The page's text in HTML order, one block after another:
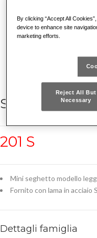
SEGHETTO
201 S
Mini seghetto modello
Fornito con lama in acciaio
Dettagli famiglia
By clicking “Accept All
device to enhance site
marketing efforts.
Reject All But
Necessary